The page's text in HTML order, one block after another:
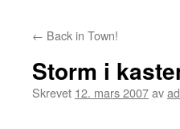
innhold
← Back in Town!
Storm i
Skrevet 12. mars 2007av